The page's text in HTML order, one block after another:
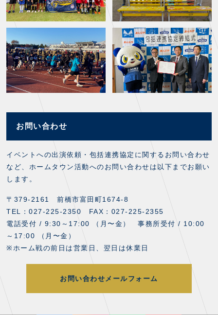
お問い合わせ
イベントへの出演依頼・包括連携協定に関するお問い合わせ
など、ホームタウン活動へのお問い合わせは以下までお願い
します。
〒379-2161 前橋市富田町1674-8
TEL：027-225-2350 FAX：027-225-2355
電話受付 / 9:30～17:00 （月〜金） 事務所受付 / 10:00
～17:00 （月〜金）
※ホーム戦の前日は営業日、翌日は休業日
お問い合わせメールフォーム